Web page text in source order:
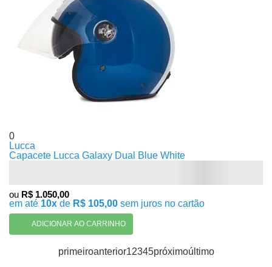
0
Lucca
Capacete Lucca Galaxy Dual Blue White
ou R$ 1.050,00
em até 10x de R$ 105,00 sem juros no cartão
ADICIONAR AO CARRINHO
primeiroanterior12345próximoúltimo